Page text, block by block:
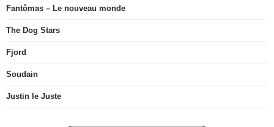
Fantômas – Le nouveau monde
The Dog Stars
Fjord
Soudain
Justin le Juste